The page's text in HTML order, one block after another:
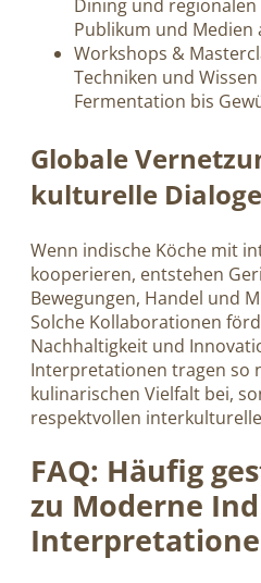
Dining und
Publikum und Medien
Workshops &
Techniken und
Fermentation bis
Globale
kulturelle Dialoge
Wenn indische Köche mit
kooperieren, entstehen
Bewegungen, Handel und
Solche Kollaborationen
Nachhaltigkeit und
Interpretationen tragen so
kulinarischen Vielfalt bei,
respektvollen
FAQ: Häufig
zu Moderne